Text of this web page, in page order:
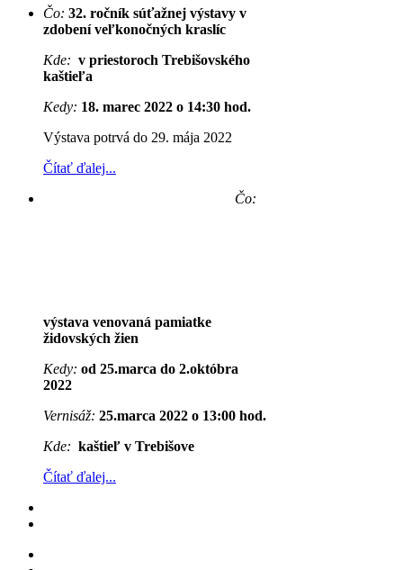
Čo: 32. ročník súťažnej výstavy v
zdobení veľkonočných kraslíc
Kde: v priestoroch Trebišovského
kaštieľa
Kedy: 18. marec 2022 o 14:30 hod.
Výstava potrvá do 29. mája 2022
Čítať ďalej...
Čo:
výstava venovaná pamiatke
židovských žien
Kedy: od 25.marca do 2.októbra
2022
Vernisáž: 25.marca 2022 o 13:00 hod.
Kde: kaštieľ v Trebišove
Čítať ďalej...